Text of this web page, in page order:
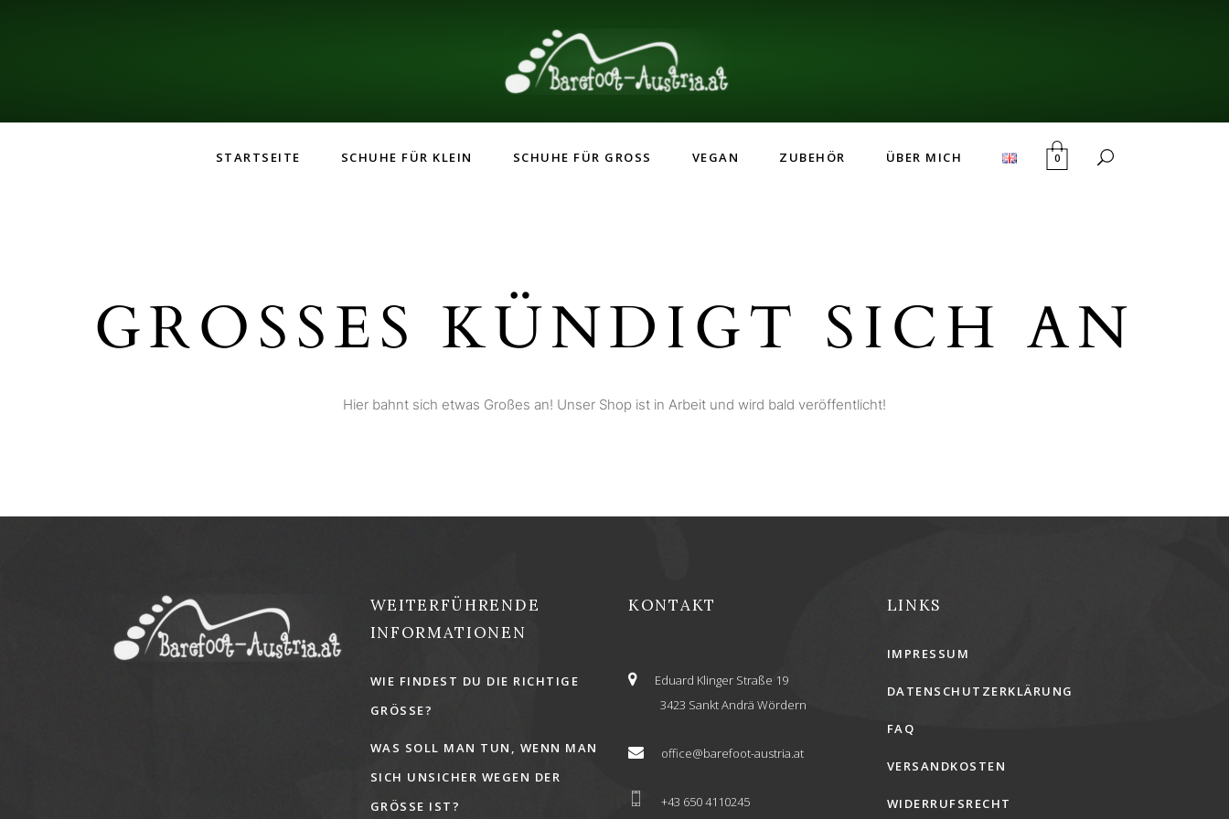
STARTSEITE SCHUHE FÜR KLEIN SCHUHE FÜR GROSS VEGAN ZUBEHÖR ÜBER MICH 0
GROSSES KÜNDIGT SICH AN
Hier bahnt sich etwas Großes an! Unser Shop ist in Arbeit und wird bald veröffentlicht!
WEITERFÜHRENDE
INFORMATIONEN
WIE FINDEST DU DIE RICHTIGE
GRÖSSE?
WAS SOLL MAN TUN, WENN MAN
SICH UNSICHER WEGEN DER
GRÖSSE IST?
KONTAKT
Eduard Klinger Straße 19
3423 Sankt Andrä Wördern
office@barefoot-austria.at
+43 650 4110245
LINKS
IMPRESSUM
DATENSCHUTZERKLÄRUNG
FAQ
VERSANDKOSTEN
WIDERRUFSRECHT